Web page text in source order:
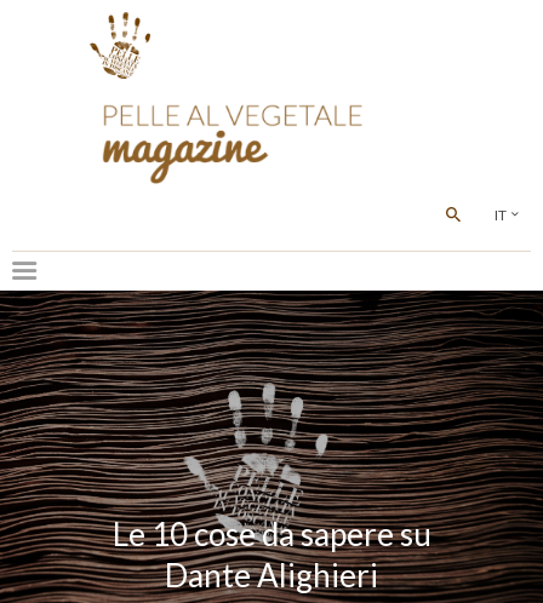
IT
Le 10 cose da sapere su
Dante Alighieri